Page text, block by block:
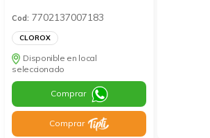
Cod: 7702137007183
CLOROX
Disponible en local
seleccionado
Comprar
Comprar